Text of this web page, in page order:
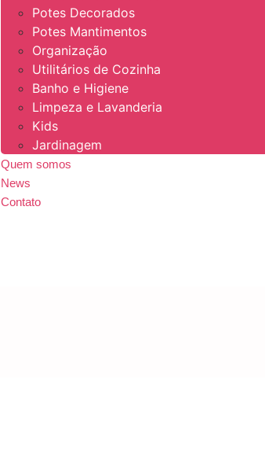
Potes Decorados
Potes Mantimentos
Organização
Utilitários de Cozinha
Banho e Higiene
Limpeza e Lavanderia
Kids
Jardinagem
Quem somos
News
Contato